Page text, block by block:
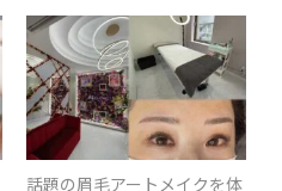
話題の眉毛アートメイクを体